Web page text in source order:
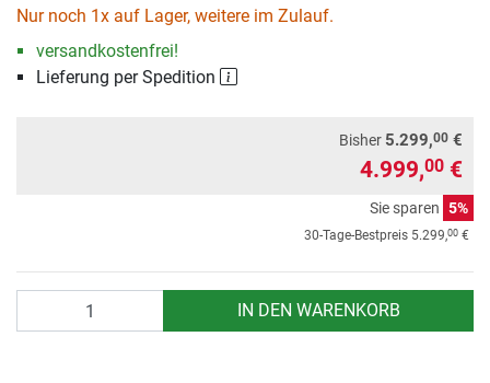
Nur noch 1x auf Lager, weitere im Zulauf.
versandkostenfrei!
Lieferung per Spedition
Bisher 5.299,00 €
4.999,00 €
Sie sparen 5%
30-Tage-Bestpreis 5.299,00 €
IN DEN WARENKORB